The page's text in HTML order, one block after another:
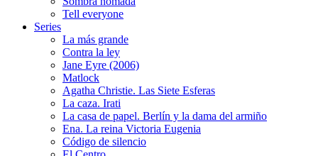
Tell everyone
Series
La más grande
Contra la ley
Jane Eyre (2006)
Matlock
Agatha Christie. Las Siete Esferas
La caza. Irati
La casa de papel. Berlín y la dama del armiño
Ena. La reina Victoria Eugenia
Código de silencio